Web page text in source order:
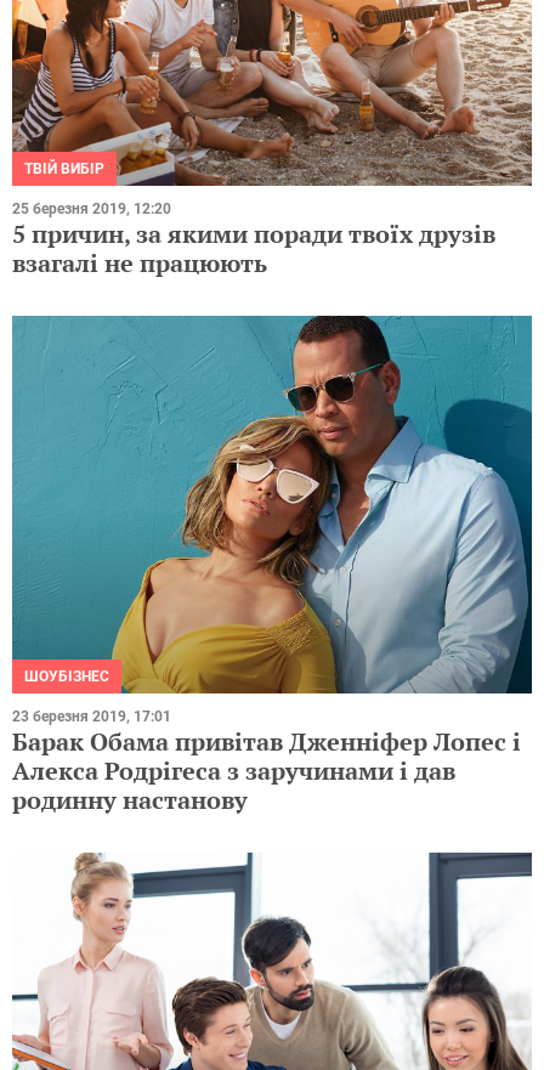
ТВІЙ ВИБІР
25 березня 2019, 12:20
5 причин, за якими поради твоїх друзів
взагалі не працюють
ШОУБІЗНЕС
23 березня 2019, 17:01
Барак Обама привітав Дженніфер Лопес і
Алекса Родрігеса з заручинами і дав
родинну настанову